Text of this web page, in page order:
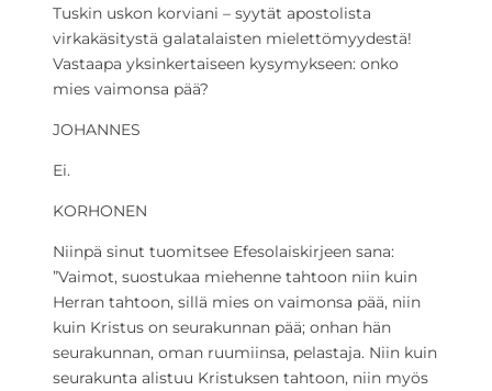
Tuskin uskon korviani – syytät apostolista
virkakäsitystä galatalaisten mielettömyydestä!
Vastaapa yksinkertaiseen kysymykseen: onko
mies vaimonsa pää?
JOHANNES
Ei.
KORHONEN
Niinpä sinut tuomitsee Efesolaiskirjeen sana:
”Vaimot, suostukaa miehenne tahtoon niin kuin
Herran tahtoon, sillä mies on vaimonsa pää, niin
kuin Kristus on seurakunnan pää; onhan hän
seurakunnan, oman ruumiinsa, pelastaja. Niin kuin
seurakunta alistuu Kristuksen tahtoon, niin myös